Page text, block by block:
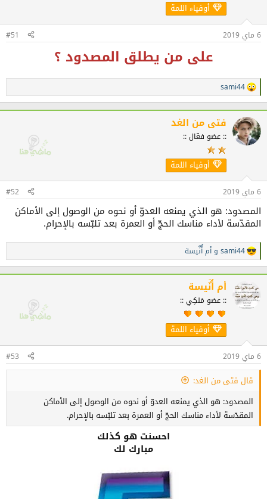
أوفياء اللمة
6 ماي 2019 #51
على من يطلق المصدود ؟
ا
ل
ت
ف
ا
ع
sami44
فتى من الغد
:: عضو فعّال ::
أوفياء اللمة
6 ماي 2019 #52
المصدود: هو الذي يمنعه العدوّ أو نحوه من الوصول إلى الأماكن
المقدّسة لأداء مناسك الحجّ أو العمرة بعد تلبّسه بالإحرام.
ا
ل
ت
ف
ا
ع
sami44 و أم أُنٌَيسة
أم أُنٌَيسة
:: عضو مَلكِي ::
أوفياء اللمة
6 ماي 2019 #53
قال فتى من الغد:
المصدود: هو الذي يمنعه العدوّ أو نحوه من الوصول إلى الأماكن
المقدّسة لأداء مناسك الحجّ أو العمرة بعد تلبّسه بالإحرام.
احسنت هو كذلك
مبارك لك